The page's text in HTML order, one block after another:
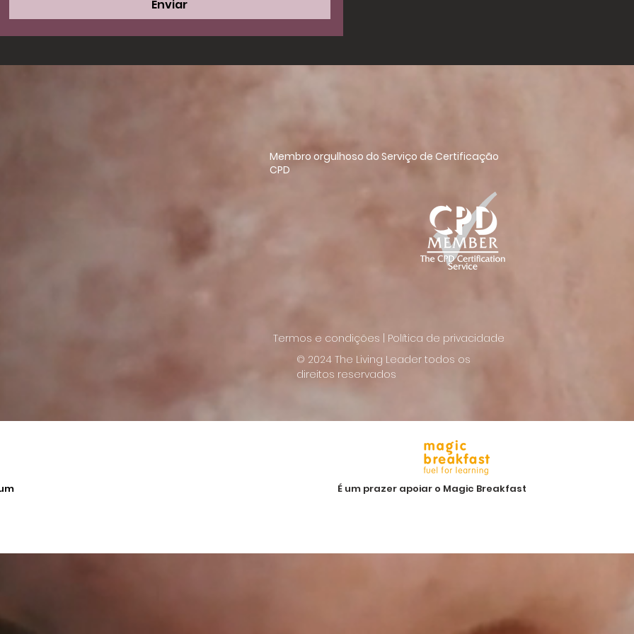
Enviar
Membro orgulhoso do Serviço de Certificação
CPD
Termos e condições | Política de privacidade
© 2024 The Living Leader todos os
direitos reservados
É um prazer apoiar o Magic Breakfast